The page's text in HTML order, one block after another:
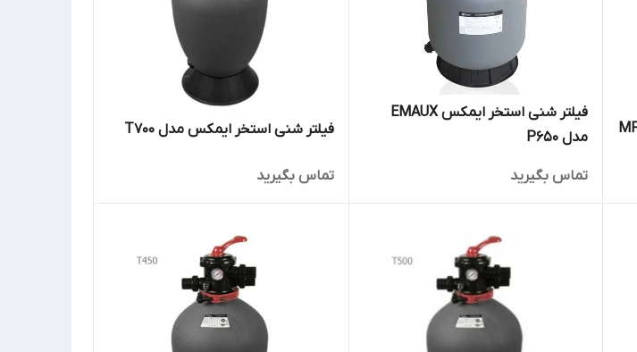
فیلتر شنی استخر ایمکس EMAUX
مدل P650
تماس بگیرید
فیلتر شنی استخر ایمکس مدل T700
تماس بگیرید